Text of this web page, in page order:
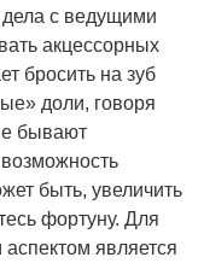
с ведущими
акцессорных
бросить на зуб
доли, говоря
бывают
быть, увеличить
фортуну. Для
является